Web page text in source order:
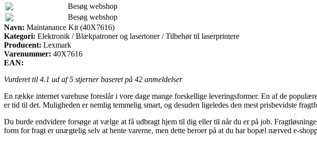
Besøg webshop
Besøg webshop
Navn: Maintanance Kit (40X7616)
Kategori: Elektronik / Blækpatroner og lasertoner / Tilbehør til laserprintere
Producent: Lexmark
Varenummer: 40X7616
EAN:
Vurderet til 4.1 ud af 5 stjerner baseret på 42 anmeldelser
En række internet varehuse foreslår i vore dage mange forskellige leveringsformer. En af de
er tid til det. Muligheden er nemlig temmelig smart, og desuden ligeledes den mest prisbevidste
Du burde endvidere forsøge at vælge at få udbragt hjem til dig eller til når du er på job.
form for fragt er unægtelig selv at hente varerne, men dette beroer på at du har bopæl nærved e-